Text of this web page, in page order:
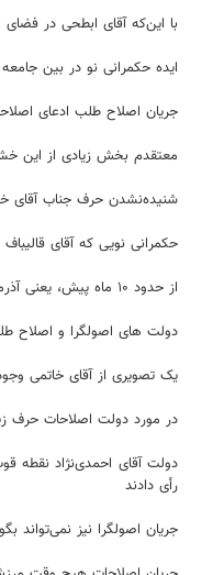
با این‌که آقای ابطحی در
ایده حکمرانی نو در بین
جریان اصلاح طلب ادعای
معتقدم بخش زیادی از این
شنیده‌نشدن حرف جناب آقای
حکمرانی نویی که آقای
از حدود ۱۰ ماه پیش، یعنی آذرماه سال گذشته کلیدواژه «حکمرانی نو» توسط آقای قالیباف بارها در سخنرانی های مختلف طرح شد ولی جالب است که تازه در همین بحران اخیر شنیده شد
دولت های اصولگرا و اصلاح
یک تصویری از آقای خاتمی
در مورد دولت اصلاحات حرف
رأی دادند
جریان اصولگرا نیز